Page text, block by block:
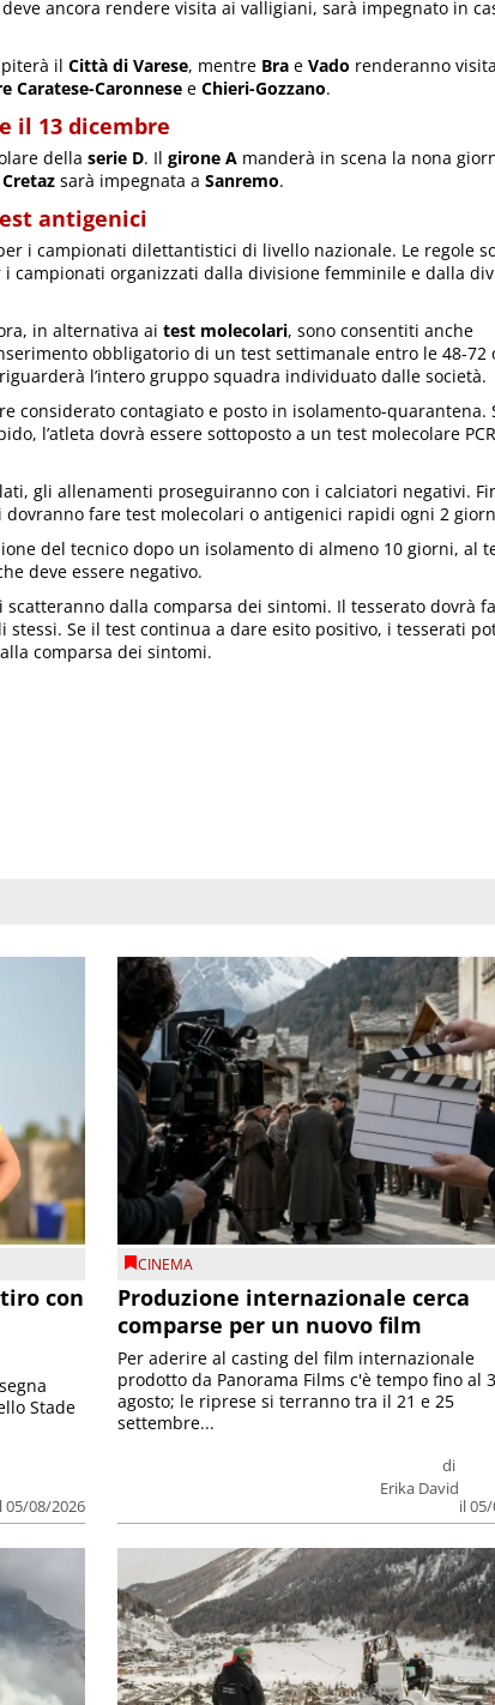
ancora rendere visita ai valligiani, sarà impegnato in
il Città di Varese, mentre Bra e Vado renderanno
Caratese-Caronnese e Chieri-Gozzano.
il 13 dicembre
della serie D. Il girone A manderà in scena la nona
sarà impegnata a Sanremo.
antigenici
i campionati dilettantistici di livello nazionale. Le regole
campionati organizzati dalla divisione femminile e dalla
in alternativa ai test molecolari, sono consentiti anche
obbligatorio di un test settimanale entro le 48-72
l’intero gruppo squadra individuato dalle società.
considerato contagiato e posto in isolamento-quarantena.
l’atleta dovrà essere sottoposto a un test molecolare
gli allenamenti proseguiranno con i calciatori negativi.
fare test molecolari o antigenici rapidi ogni 2
del tecnico dopo un isolamento di almeno 10 giorni, al
deve essere negativo.
dalla comparsa dei sintomi. Il tesserato dovrà
Se il test continua a dare esito positivo, i tesserati
comparsa dei sintomi.
con
05/08/2026
Stade
CINEMA
Produzione internazionale cerca
comparse per un nuovo film
di
Erika David
il
Per aderire al casting del film internazionale
prodotto da Panorama Films c'è tempo fino al
agosto; le riprese si terranno tra il 21 e 25
settembre...